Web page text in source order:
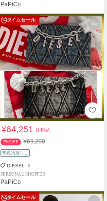
PaPiCo
タイムセール
¥64,251送料込
7%OFF ¥69,200
関税負担なし
DIESEL
PERSONAL SHOPPER
PaPiCo
タイムセール